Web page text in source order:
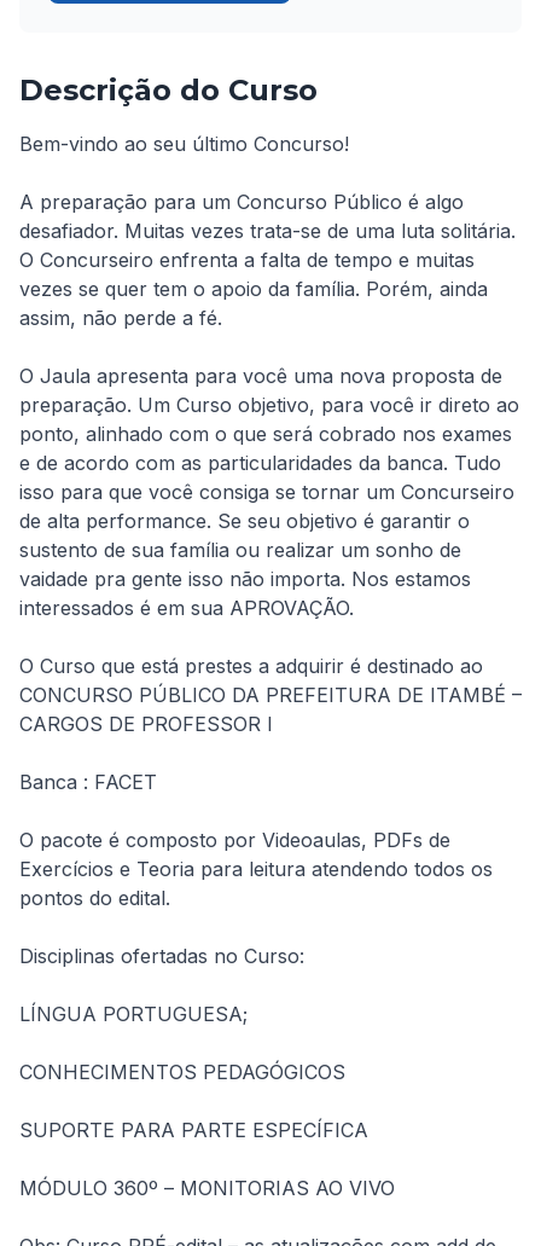
Descrição do Curso
Bem-vindo ao seu último Concurso!
A preparação para um Concurso Público é algo
desafiador. Muitas vezes trata-se de uma luta solitária.
O Concurseiro enfrenta a falta de tempo e muitas
vezes se quer tem o apoio da família. Porém, ainda
assim, não perde a fé.
O Jaula apresenta para você uma nova proposta de
preparação. Um Curso objetivo, para você ir direto ao
ponto, alinhado com o que será cobrado nos exames
e de acordo com as particularidades da banca. Tudo
isso para que você consiga se tornar um Concurseiro
de alta performance. Se seu objetivo é garantir o
sustento de sua família ou realizar um sonho de
vaidade pra gente isso não importa. Nos estamos
interessados é em sua APROVAÇÃO.
O Curso que está prestes a adquirir é destinado ao
CONCURSO PÚBLICO DA PREFEITURA DE ITAMBÉ –
CARGOS DE PROFESSOR I
Banca : FACET
O pacote é composto por Videoaulas, PDFs de
Exercícios e Teoria para leitura atendendo todos os
pontos do edital.
Disciplinas ofertadas no Curso:
LÍNGUA PORTUGUESA;
CONHECIMENTOS PEDAGÓGICOS
SUPORTE PARA PARTE ESPECÍFICA
MÓDULO 360º – MONITORIAS AO VIVO